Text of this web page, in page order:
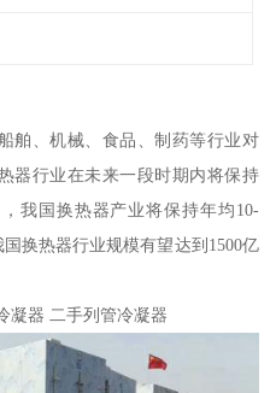
舶、机械、食品、制药等行业对
器行业在未来一段时期内将保持
我国换热器产业将保持年均10-
换热器行业规模有望达到1500亿
凝器 二手列管冷凝器